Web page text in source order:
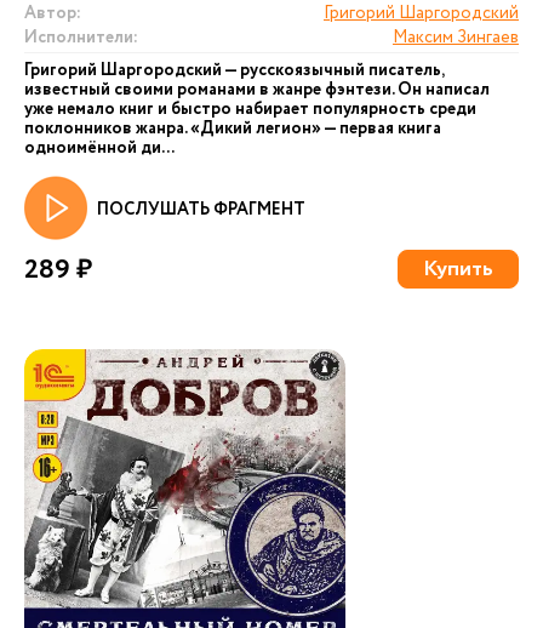
Автор:
Григорий Шаргородский
Исполнители:
Максим Зингаев
Григорий Шаргородский — русскоязычный писатель,
известный своими романами в жанре фэнтези. Он написал
уже немало книг и быстро набирает популярность среди
поклонников жанра. «Дикий легион» — первая книга
одноимённой ди...
ПОСЛУШАТЬ ФРАГМЕНТ
289 ₽ Купить